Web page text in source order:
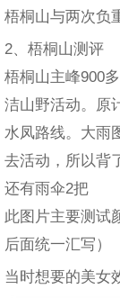
梧桐山与两次负
2、梧桐山测评
梧桐山主峰900
洁山野活动。原
水凤路线。大雨
去活动，所以背
还有雨伞2把
此图片主要测试
后面统一汇写）
当时想要的美女